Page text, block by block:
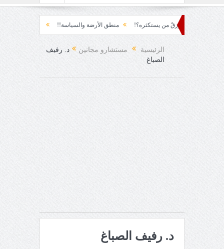
رزقٌ من يستكثره؟! منطق الأرضة والسياسة!! لحظة نشوة!!
لا تنطفئ.... الدهشة!
الرئيسية مستشارو مجانين
د. رفيف
الصباغ
د. رفيف الصباغ